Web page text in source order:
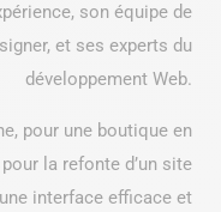
son équipe de
et ses experts du
développement Web.
pour une boutique en
la refonte d’un site
interface efficace et